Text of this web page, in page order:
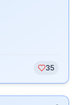
35